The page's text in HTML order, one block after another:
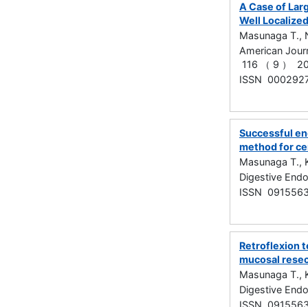
A Case of
Well
Masunaga T.,
American
116 （ 9 ）
ISSN
Successful
method for
Masunaga T.,
Digestive
ISSN
Retroflexion
mucosal
Masunaga T.,
Digestive